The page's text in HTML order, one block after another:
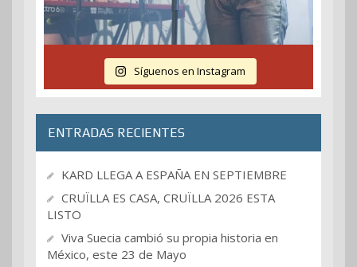
Síguenos en Instagram
ENTRADAS RECIENTES
KARD LLEGA A ESPAÑA EN SEPTIEMBRE
CRUÏLLA ES CASA, CRUÏLLA 2026 ESTA
LISTO
Viva Suecia cambió su propia historia en
México, este 23 de Mayo